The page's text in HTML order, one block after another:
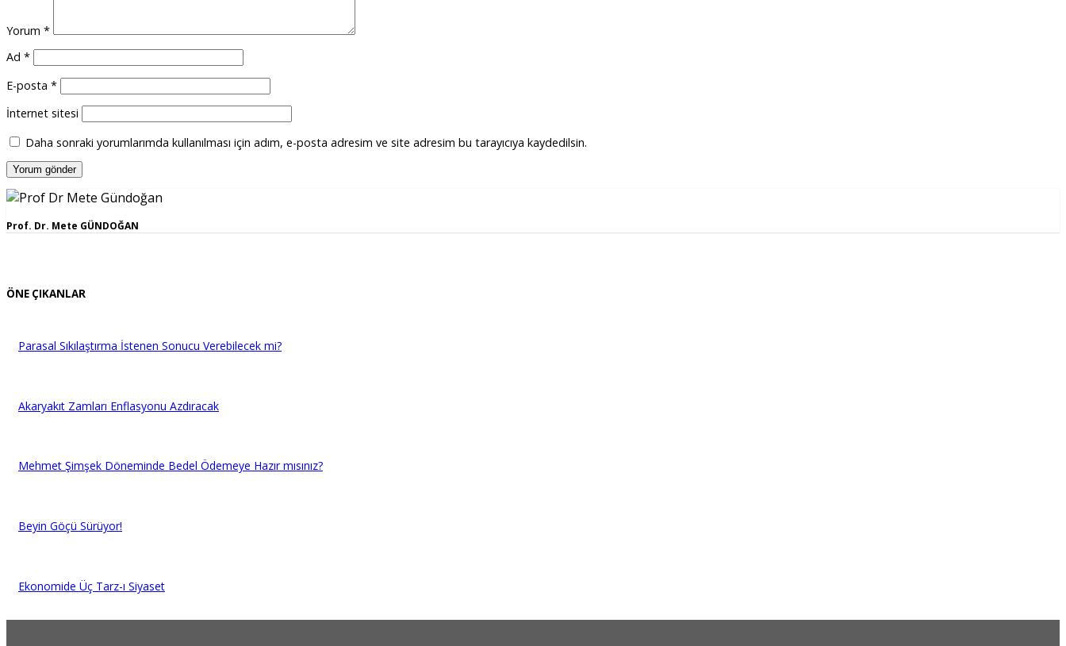
Yorum *
Ad *
E-posta *
İnternet sitesi
Daha sonraki yorumlarımda kullanılması için adım, e-posta adresim ve site adresim bu tarayıcıya kaydedilsin.
Prof. Dr. Mete GÜNDOĞAN
ÖNE ÇIKANLAR
Parasal Sıkılaştırma İstenen Sonucu Verebilecek mi?
Akaryakıt Zamları Enflasyonu Azdıracak
Mehmet Şimşek Döneminde Bedel Ödemeye Hazır mısınız?
Beyin Göçü Sürüyor!
Ekonomide Üç Tarz-ı Siyaset